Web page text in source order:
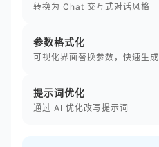
转换为 Chat 交互式对话风格
参数格式化
可视化界面替换参数，快速生成
提示词优化
通过 AI 优化改写提示词